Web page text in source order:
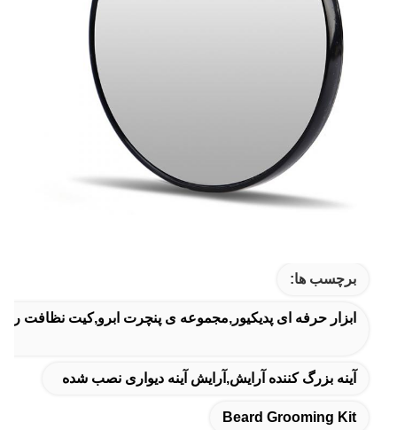
برچسب ها:
ابزار حرفه ای پدیکیور,مجموعه ی پنچرت ابرو,کیت نظافت
آینه بزرگ کننده آرایش,آرایش آینه دیواری نصب شده
Beard Grooming Kit